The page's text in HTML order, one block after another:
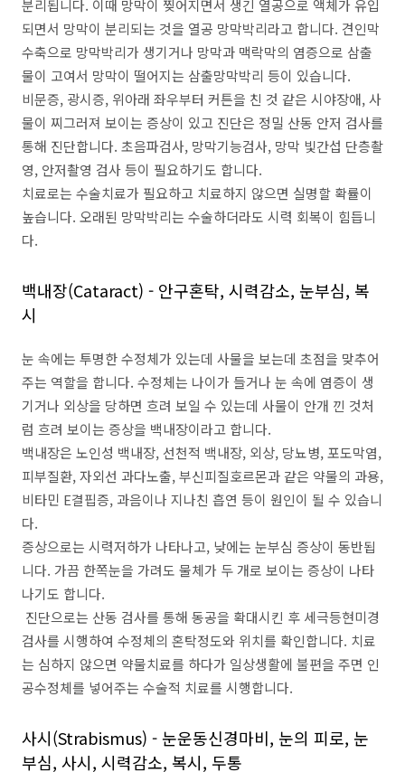
분리됩니다. 이때 망막이 찢어지면서 생긴 열공으로 액체가 유입
되면서 망막이 분리되는 것을 열공 망막박리라고 합니다. 견인막
수축으로 망막박리가 생기거나 망막과 맥락막의 염증으로 삼출
물이 고여서 망막이 떨어지는 삼출망막박리 등이 있습니다.
비문증, 광시증, 위아래 좌우부터 커튼을 친 것 같은 시야장애, 사
물이 찌그러져 보이는 증상이 있고 진단은 정밀 산동 안저 검사를
통해 진단합니다. 초음파검사, 망막기능검사, 망막 빛간섭 단층촬
영, 안저촬영 검사 등이 필요하기도 합니다.
치료로는 수술치료가 필요하고 치료하지 않으면 실명할 확률이
높습니다. 오래된 망막박리는 수술하더라도 시력 회복이 힘듭니
다.
백내장(Cataract) - 안구혼탁, 시력감소, 눈부심, 복
시
눈 속에는 투명한 수정체가 있는데 사물을 보는데 초점을 맞추어
주는 역할을 합니다. 수정체는 나이가 들거나 눈 속에 염증이 생
기거나 외상을 당하면 흐려 보일 수 있는데 사물이 안개 낀 것처
럼 흐려 보이는 증상을 백내장이라고 합니다.
백내장은 노인성 백내장, 선천적 백내장, 외상, 당뇨병, 포도막염,
피부질환, 자외선 과다노출, 부신피질호르몬과 같은 약물의 과용,
비타민 E결핍증, 과음이나 지나친 흡연 등이 원인이 될 수 있습니
다.
증상으로는 시력저하가 나타나고, 낮에는 눈부심 증상이 동반됩
니다. 가끔 한쪽눈을 가려도 물체가 두 개로 보이는 증상이 나타
나기도 합니다.
진단으로는 산동 검사를 통해 동공을 확대시킨 후 세극등현미경
검사를 시행하여 수정체의 혼탁정도와 위치를 확인합니다. 치료
는 심하지 않으면 약물치료를 하다가 일상생활에 불편을 주면 인
공수정체를 넣어주는 수술적 치료를 시행합니다.
사시(Strabismus) - 눈운동신경마비, 눈의 피로, 눈
부심, 사시, 시력감소, 복시, 두통